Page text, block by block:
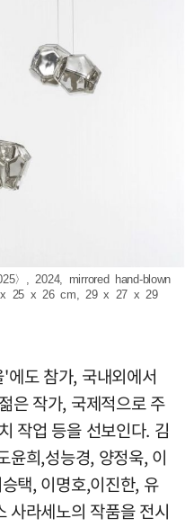
〉, 2024, mirrored hand-blown
25 x 26 cm, 29 x 27 x 29
도 참가, 국내외에서
은 작가, 국제적으로 주
작업 등을 선보인다. 김
윤희,성능경, 양정욱, 이
택, 이명호,이진한, 유
사라세노의 작품을 전시